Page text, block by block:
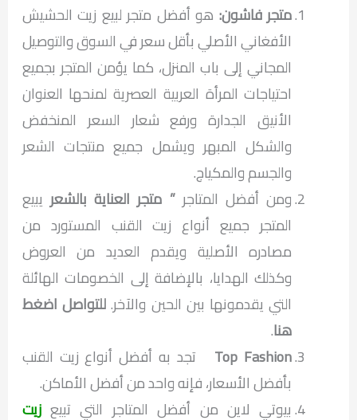
متجر فاشون: هو أفضل متجر لبيع زيت الحشيش
الأفغاني الأصلي بأقل سعر في السوق والتوصيل
المجاني إلى باب المنزل، كما يؤمن المتجر بجميع
احتياجات المرأة العربية العصرية لمنحها العنوان
الأنيق الجدارة ورفع شعار السعر المنخفض
والشكل المبهر ويشمل جميع منتجات الشعر
والجسم والمكياج.
ومن أفضل المتاجر” متجر العناية بالشعريبيع
المتجر جميع أنواع زيت القنب المستورد من
مصادره الأصلية ويقدم العديد من العروض
وكذلك الهدايا، بالإضافة إلى الخصومات الهائلة
التي يقدمونها بين الحين والآخر.للتواصل اضغط
هنا.
Top Fashion تجد به أفضل أنواع زيت القنب
بأفضل الأسعار، فإنه واحد من أفضل الأماكن.
بيوتي لاين من أفضل المتاجر التي تبيعزيت